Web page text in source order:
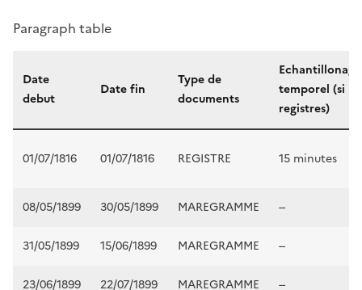
Paragraph table
Date
debut
Date fin
Type de
documents
Echantillonage
temporel (si
registres)
01/07/1816 01/07/1816 REGISTRE 15 minutes
08/05/1899 30/05/1899 MAREGRAMME --
31/05/1899 15/06/1899 MAREGRAMME --
23/06/1899 22/07/1899 MAREGRAMME --